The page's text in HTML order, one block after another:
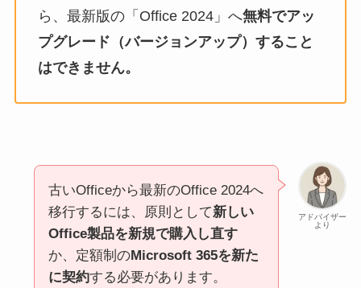
ら、最新版の「Office 2024」へ無料でアッ
プグレード（バージョンアップ）すること
はできません。
アドバイザー
より
古いOfficeから最新のOffice 2024へ
移行するには、原則として新しい
Office製品を新規で購入し直す
か、定額制のMicrosoft 365を新た
に契約する必要があります。